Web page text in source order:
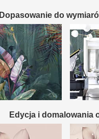
Dopasowanie do
Edycja i domalowania